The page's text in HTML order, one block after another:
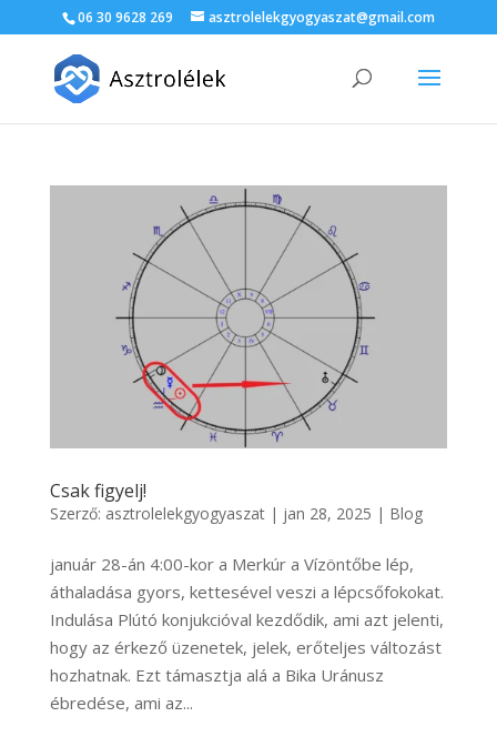
06 30 9628 269 asztrolelekgyogyaszat@gmail.com
Csak figyelj!
Szerző: asztrolelekgyogyaszat| jan 28, 2025 | Blog
január 28-án 4:00-kor a Merkúr a Vízöntőbe lép,
áthaladása gyors, kettesével veszi a lépcsőfokokat.
Indulása Plútó konjukcióval kezdődik, ami azt jelenti,
hogy az érkező üzenetek, jelek, erőteljes változást
hozhatnak. Ezt támasztja alá a Bika Uránusz
ébredése, ami az...